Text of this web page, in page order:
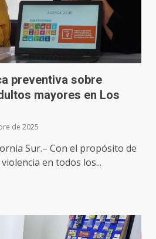
preventiva sobre
mayores en Los
de 2025
Sur.– Con el propósito de
en todos los...